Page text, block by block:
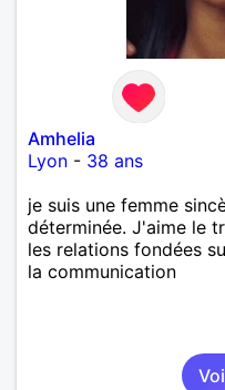
Amhelia
Lyon - 38 ans
je suis une femme
déterminée. J'aime le
les relations fondées
la communication